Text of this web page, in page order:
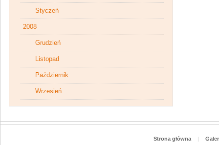
Styczeń
2008
Grudzień
Listopad
Październik
Wrzesień
Strona główna |